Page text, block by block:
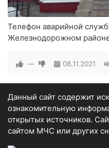
Телефон аварийной
Железнодорожном
— 08.11.2021
Данный сайт содержит
ознакомительную
открытых источников.
сайтом МЧС или других